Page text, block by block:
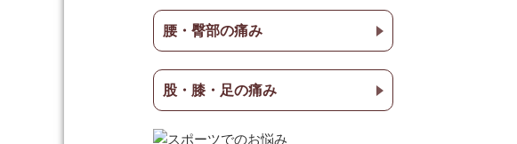
腰・臀部の痛み
股・膝・足の痛み